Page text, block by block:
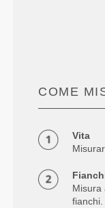
COME
Vita
Misura
fianchi.